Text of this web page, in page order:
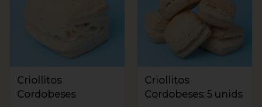
Criollitos
Cordobeses
Criollitos
Cordobeses: 5 unids